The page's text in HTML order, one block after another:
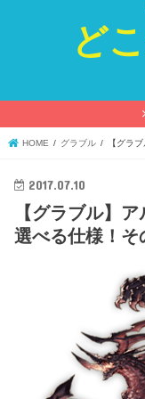
ど
HOME グラブル 【グラ
2017.07.10
【グラブル】
選べる仕様！そ